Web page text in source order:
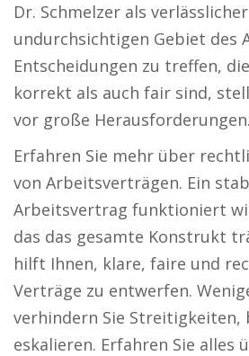
Dr. Schmelzer als
undurchsichtigen Gebiet des
Entscheidungen zu treffen,
korrekt als auch fair sind,
vor große Herausforderungen.
Erfahren Sie mehr über
von Arbeitsverträgen. Ein
Arbeitsvertrag funktioniert
das das gesamte Konstrukt
hilft Ihnen, klare, faire und
Verträge zu entwerfen.
verhindern Sie Streitigkeiten,
eskalieren. Erfahren Sie alles